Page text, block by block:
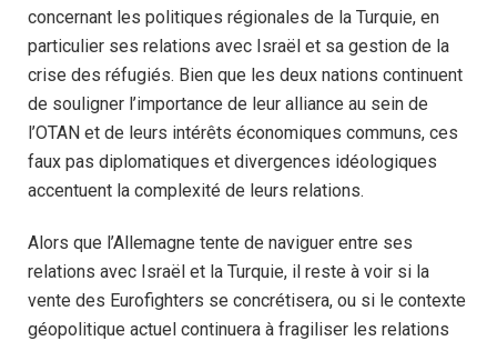
concernant les politiques régionales de la Turquie, en
particulier ses relations avec Israël et sa gestion de la
crise des réfugiés. Bien que les deux nations continuent
de souligner l’importance de leur alliance au sein de
l’OTAN et de leurs intérêts économiques communs, ces
faux pas diplomatiques et divergences idéologiques
accentuent la complexité de leurs relations.
Alors que l’Allemagne tente de naviguer entre ses
relations avec Israël et la Turquie, il reste à voir si la
vente des Eurofighters se concrétisera, ou si le contexte
géopolitique actuel continuera à fragiliser les relations